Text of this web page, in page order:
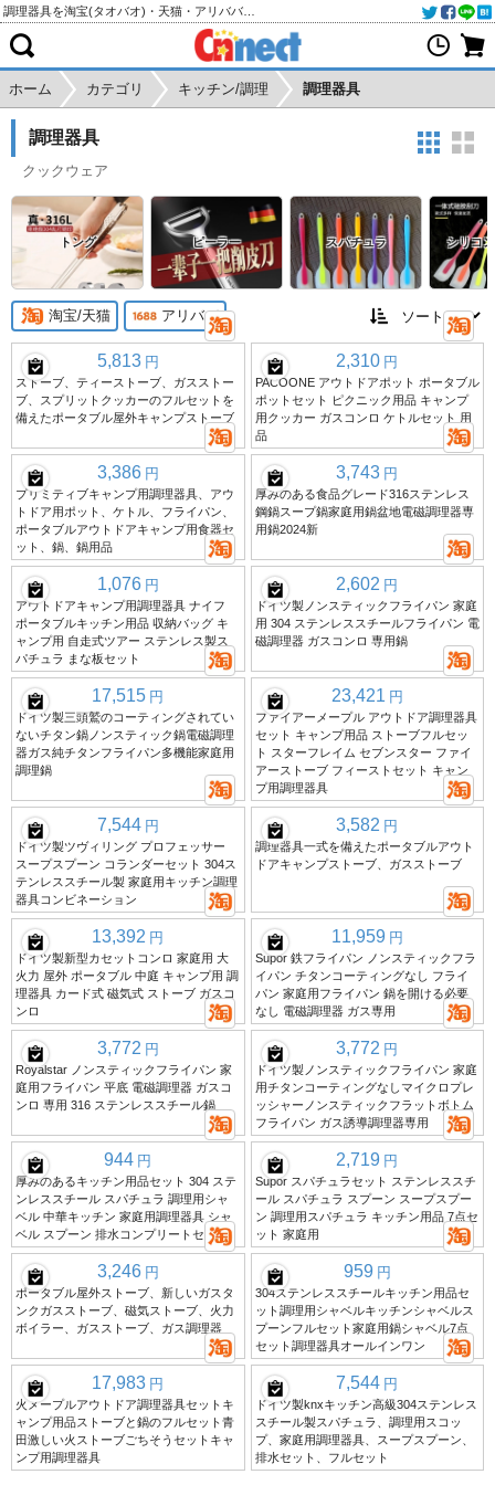
ホーム カテゴリ キッチン/調理 調理器具
調理器具
クックウェア
トング ピーラー スパチュラ シリコ
淘宝/天猫 アリババ
5,813 円
ストーブ、ティーストーブ、ガスストー
ブ、スプリットクッカーのフルセットを
備えたポータブル屋外キャンプストーブ
2,310 円
PACOONE アウトドアポット ポータブル
ポットセット ピクニック用品 キャンプ
用クッカー ガスコンロ ケトルセット 用
品
3,386 円
プリミティブキャンプ用調理器具、アウ
トドア用ポット、ケトル、フライパン、
ポータブルアウトドアキャンプ用食器セ
ット、鍋、鍋用品
3,743 円
厚みのある食品グレード316ステンレス
鋼鍋スープ鍋家庭用鍋盆地電磁調理器専
用鍋2024新
1,076 円
アウトドアキャンプ用調理器具 ナイフ
ポータブルキッチン用品 収納バッグ キ
ャンプ用 自走式ツアー ステンレス製ス
パチュラ まな板セット
2,602 円
ドイツ製ノンスティックフライパン 家庭
用 304 ステンレススチールフライパン 電
磁調理器 ガスコンロ 専用鍋
17,515 円
ドイツ製三頭鷲のコーティングされてい
ないチタン鍋ノンスティック鍋電磁調理
器ガス純チタンフライパン多機能家庭用
調理鍋
23,421 円
ファイアーメープル アウトドア調理器具
セット キャンプ用品 ストーブフルセッ
ト スターフレイム セブンスター ファイ
アーストーブ フィーストセット キャン
プ用調理器具
7,544 円
ドイツ製ツヴィリング プロフェッサー
スープスプーン コランダーセット 304ス
テンレススチール製 家庭用キッチン調理
器具コンビネーション
3,582 円
調理器具一式を備えたポータブルアウト
ドアキャンプストーブ、ガスストーブ
13,392 円
ドイツ製新型カセットコンロ 家庭用 大
火力 屋外 ポータブル 中庭 キャンプ用 調
理器具 カード式 磁気式 ストーブ ガスコ
ンロ
11,959 円
Supor 鉄フライパン ノンスティックフラ
イパン チタンコーティングなし フライ
パン 家庭用フライパン 鍋を開ける必要
なし 電磁調理器 ガス専用
3,772 円
Royalstar ノンスティックフライパン 家
庭用フライパン 平底 電磁調理器 ガスコ
ンロ 専用 316 ステンレススチール鍋
3,772 円
ドイツ製ノンスティックフライパン 家庭
用チタンコーティングなしマイクロプレ
ッシャーノンスティックフラットボトム
フライパン ガス誘導調理器専用
944 円
厚みのあるキッチン用品セット 304 ステ
ンレススチール スパチュラ 調理用シャ
ベル 中華キッチン 家庭用調理器具 シャ
ベル スプーン 排水コンプリートセット
2,719 円
Supor スパチュラセット ステンレススチ
ール スパチュラ スプーン スープスプー
ン 調理用スパチュラ キッチン用品 7点セ
ット 家庭用
3,246 円
ポータブル屋外ストーブ、新しいガスタ
ンクガスストーブ、磁気ストーブ、火力
ボイラー、ガスストーブ、ガス調理器
959 円
304ステンレススチールキッチン用品セ
ット調理用シャベルキッチンシャベルス
プーンフルセット家庭用鍋シャベル7点
セット調理器具オールインワン
17,983 円
火メープルアウトドア調理器具セットキ
ャンプ用品ストーブと鍋のフルセット青
田激しい火ストーブごちそうセットキャ
ンプ用調理器具
7,544 円
ドイツ製knxキッチン高級304ステンレス
スチール製スパチュラ、調理用スコッ
プ、家庭用調理器具、スープスプーン、
排水セット、フルセット